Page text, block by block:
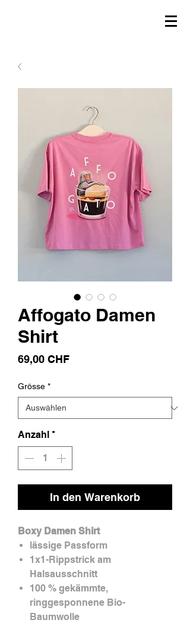
Affogato Damen
Shirt
69,00 CHFPreis
Grösse *
Anzahl *
In den Warenkorb
Boxy Damen Shirt
lässige Passform
1x1-Rippstrick am
Halsausschnitt
100 % gekämmte,
ringgesponnene Bio-
Baumwolle